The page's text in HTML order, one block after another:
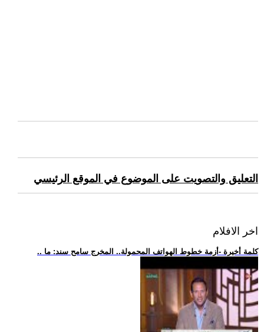
التعليق والتصويت على الموضوع في الموقع الرئيسي
اخر الافلام
.. كلمة أخيرة -أزمة خطوط الهواتف المحمولة.. المخرج سامح سند: ما